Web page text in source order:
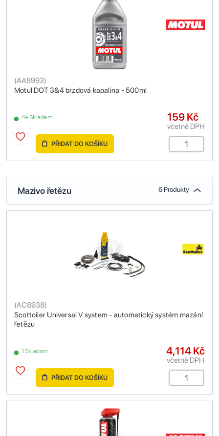
Motul DOT 3&4 brzdová kapalina - 500ml
(AA8993)
4+ Skladem 159 Kč
včetně DPH
PŘIDAT DO KOŠÍKU
Mazivo řetězu 6 Produkty
Scottoiler Universal V system - automatický systém mazání
řetězu
(AC8938)
1 Skladem 4,114 Kč
včetně DPH
PŘIDAT DO KOŠÍKU